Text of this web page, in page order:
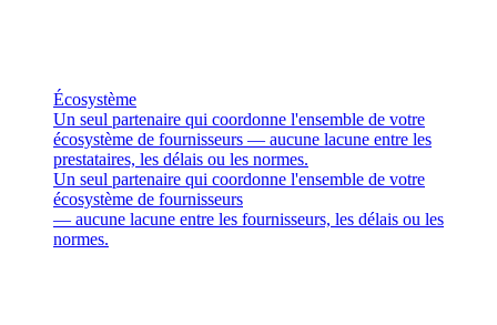
Écosystème
Un seul partenaire qui coordonne l'ensemble de votre
écosystème de fournisseurs — aucune lacune entre les
prestataires, les délais ou les normes.
Un seul partenaire qui coordonne l'ensemble de votre
écosystème de fournisseurs
— aucune lacune entre les fournisseurs, les délais ou les
normes.